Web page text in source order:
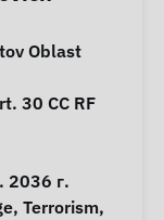
Oblast
30 CC RF
2036 г.
, Terrorism,